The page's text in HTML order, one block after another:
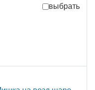
выбрать